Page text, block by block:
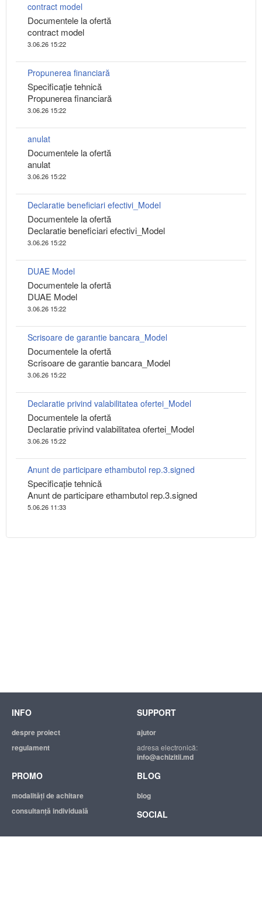
contract model
Documentele la ofertă
contract model
3.06.26 15:22
Propunerea financiară
Specificaţie tehnică
Propunerea financiară
3.06.26 15:22
anulat
Documentele la ofertă
anulat
3.06.26 15:22
Declaratie beneficiari efectivi_Model
Documentele la ofertă
Declaratie beneficiari efectivi_Model
3.06.26 15:22
DUAE Model
Documentele la ofertă
DUAE Model
3.06.26 15:22
Scrisoare de garantie bancara_Model
Documentele la ofertă
Scrisoare de garantie bancara_Model
3.06.26 15:22
Declaratie privind valabilitatea ofertei_Model
Documentele la ofertă
Declaratie privind valabilitatea ofertei_Model
3.06.26 15:22
Anunt de participare ethambutol rep.3.signed
Specificaţie tehnică
Anunt de participare ethambutol rep.3.signed
5.06.26 11:33
INFO
despre proiect
regulament
SUPPORT
ajutor
adresa electronică:
info@achizitii.md
PROMO
modalităţi de achitare
consultanță individuală
BLOG
blog
SOCIAL